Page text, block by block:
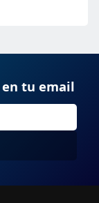
en tu email